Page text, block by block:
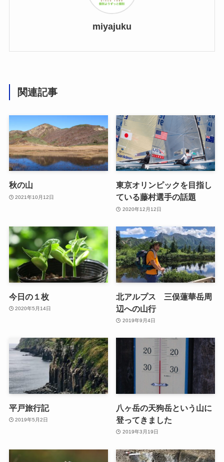
miyajuku
関連記事
秋の山
2021年10月12日
東京オリンピックを目指し
ている藤村選手の話題
2020年12月12日
今日の１枚
2020年5月14日
北アルプス 三俣蓮華岳周
辺への山行
2019年9月4日
平戸旅行記
2019年5月2日
八ヶ岳の天狗岳という山に
登ってきました
2019年3月19日